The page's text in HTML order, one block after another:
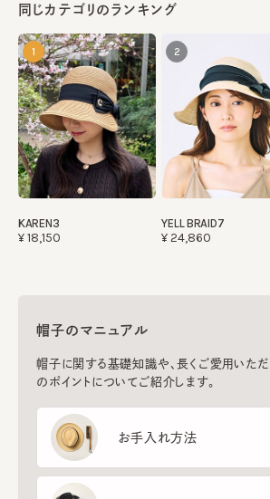
同じカテゴリのランキング
1
KAREN3
¥18,150
2
YELL BRAID7
¥24,860
帽子のマニュアル
帽子に関する基礎知識や、長くご愛用いた
のポイントについてご紹介します。
お手入れ方法